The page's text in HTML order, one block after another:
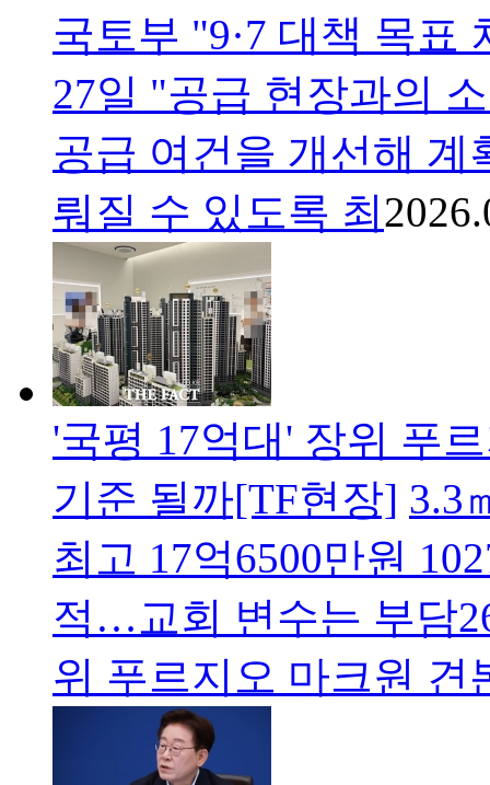
국토부 "9·7 대책 목표
27일 "공급 현장과의
공급 여건을 개선해 계
뤄질 수 있도록 최
'국평 17억대' 장위 푸
기준 될까[TF현장] 3.3
최고 17억6500만원
적…교회 변수는 부담
위 푸르지오 마크원 견